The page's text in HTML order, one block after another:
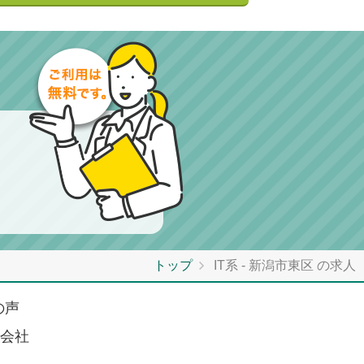
トップ IT系 - 新潟市東区 の求人
声
社